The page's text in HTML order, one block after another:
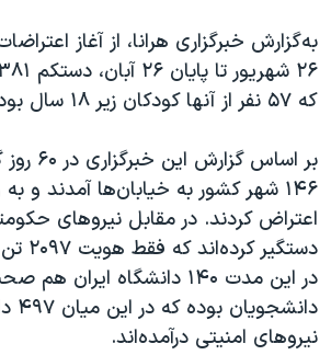
نرگس محمدی برنده جایزه نوبل صلح
همایش محافظه‌کاران آمریکا «سی‌پک»
سفر پرزیدنت ترامپ به چین
به‌گزارش خبرگزاری هرانا، از آغاز
که ۵۷ نفر از آنها کودکان زیر ۱۸ سال بودند.
بر اساس
۱۴۶ شهر کشور به خیابان‌ها آمدند و
در این مدت ۱۴۰ دانشگاه ایران
نیروهای امنیتی در‌آمده‌اند.